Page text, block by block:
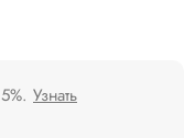
Узнать